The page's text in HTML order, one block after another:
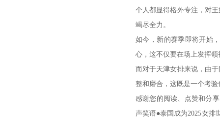
个人都显得格外专注，对
竭尽全力。
如今，新的赛季即将开始
心，这不仅要在场上发挥
而对于天津女排来说，由
整和磨合，这既是一个考
感谢您的阅读、点赞和分
声笑语●泰国成为2025女排